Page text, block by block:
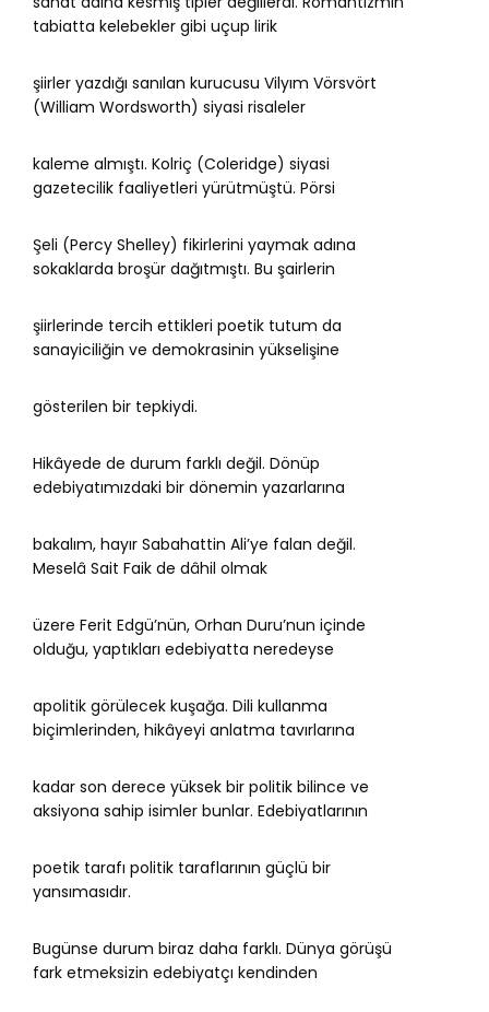
tabiatta kelebekler gibi uçup lirik
şiirler yazdığı sanılan kurucusu Vilyım Vörsvört
(William Wordsworth) siyasi risaleler
kaleme almıştı. Kolriç (Coleridge) siyasi
gazetecilik faaliyetleri yürütmüştü. Pörsi
Şeli (Percy Shelley) fikirlerini yaymak adına
sokaklarda broşür dağıtmıştı. Bu şairlerin
şiirlerinde tercih ettikleri poetik tutum da
sanayiciliğin ve demokrasinin yükselişine
gösterilen bir tepkiydi.
Hikâyede de durum farklı değil. Dönüp
edebiyatımızdaki bir dönemin yazarlarına
bakalım, hayır Sabahattin Ali’ye falan değil.
Meselâ Sait Faik de dâhil olmak
üzere Ferit Edgü’nün, Orhan Duru’nun içinde
olduğu, yaptıkları edebiyatta neredeyse
apolitik görülecek kuşağa. Dili kullanma
biçimlerinden, hikâyeyi anlatma tavırlarına
kadar son derece yüksek bir politik bilince ve
aksiyona sahip isimler bunlar. Edebiyatlarının
poetik tarafı politik taraflarının güçlü bir
yansımasıdır.
Bugünse durum biraz daha farklı. Dünya görüşü
fark etmeksizin edebiyatçı kendinden